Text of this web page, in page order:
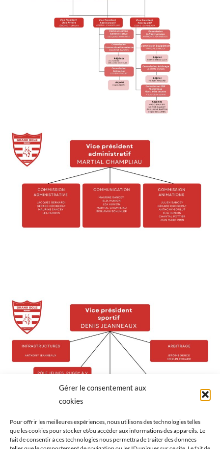
Gérer le consentement aux
cookies
Pour offrir les meilleures expériences, nous utilisons des technologies telles
que les cookies pour stocker et/ou accéder aux informations des appareils. Le
fait de consentir à ces technologies nous permettra de traiter des données